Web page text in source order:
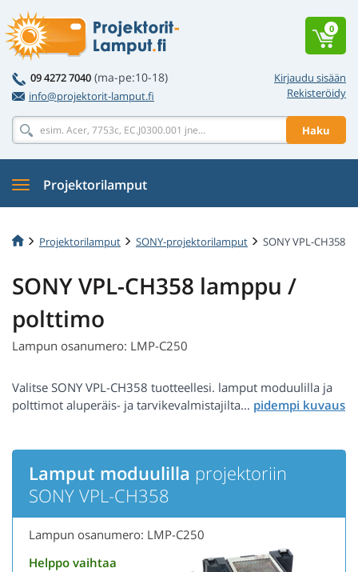
Kirjaudu sisään
Rekisteröidy
09 4272 7040 (ma-pe:10-18)
info@projektorit-lamput.fi
Haku
0
Projektorilamput
Projektorilamput SONY-projektorilamput SONY VPL-CH358
SONY VPL-CH358 lamppu /
polttimo
Lampun osanumero: LMP-C250
Valitse SONY VPL-CH358 tuotteellesi. lamput moduulilla ja
polttimot aluperäis- ja tarvikevalmistajilta...
Lamput moduulilla projektoriin
SONY VPL-CH358
Lampun osanumero: LMP-C250
Helppo vaihtaa